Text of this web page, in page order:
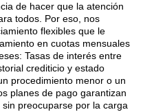
de hacer que la atención
todos. Por eso, nos
flexibles que le
en cuotas mensuales
Tasas de interés entre
crediticio y estado
procedimiento menor o un
planes de pago garantizan
preocuparse por la carga